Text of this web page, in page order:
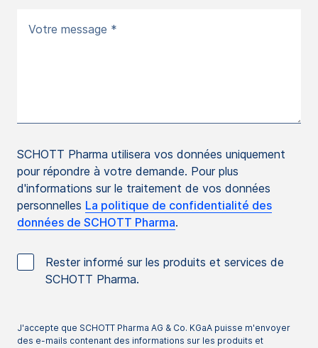
Votre message *
SCHOTT Pharma utilisera vos données uniquement
pour répondre à votre demande. Pour plus
d'informations sur le traitement de vos données
personnelles La politique de confidentialité des
données de SCHOTT Pharma.
Rester informé sur les produits et services de
SCHOTT Pharma.
J'accepte que SCHOTT Pharma AG & Co. KGaA puisse m'envoyer
des e-mails contenant des informations sur les produits et